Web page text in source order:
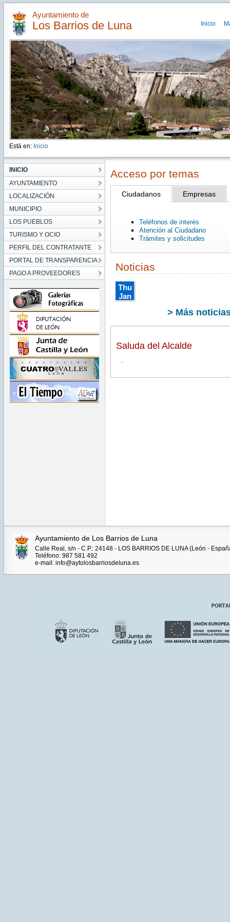
Ayuntamiento de
Los Barrios de Luna Inicio
Está en: Inicio
INICIO
AYUNTAMIENTO
LOCALIZACIÓN
MUNICIPIO
LOS PUEBLOS
TURISMO Y OCIO
PERFIL DEL CONTRATANTE
PORTAL DE TRANSPARENCIA
PAGO A PROVEEDORES
Acceso por temas
Ciudadanos Empresas
Teléfonos de interés
Atención al Ciudadano
Trámites y solicitudes
Noticias
Thu
Jan
Jan
> Más
Saluda del Alcalde
.
Ayuntamiento de Los Barrios de Luna
Calle Real, s/n - C.P.: 24148 - LOS BARRIOS DE LUNA (León -
Teléfono: 987 581 492
e-mail: info@aytolosbarriosdeluna.es